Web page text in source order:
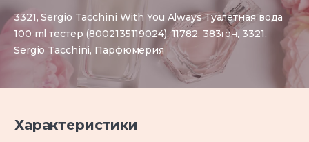
3321, Sergio Tacchini With You Always Туалетная вода
100 ml тестер (8002135119024), 11782, 383грн, 3321,
Sergio Tacchini, Парфюмерия
Характеристики